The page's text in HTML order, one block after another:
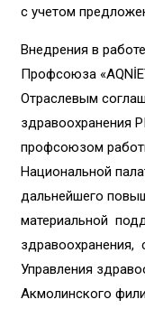
с учетом
Внедрения в
Профсоюза
Отраслевым
здравоохранения
профсоюзом
Национальной
дальнейшего
материальной
здравоохранения,
Управления
Акмолинского